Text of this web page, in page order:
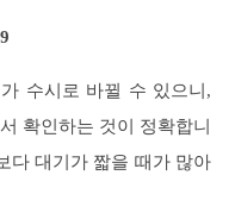
수시로 바뀔 수 있으니,
확인하는 것이 정확합니
다 대기가 짧을 때가 많아